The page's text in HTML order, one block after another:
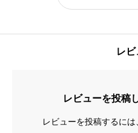
レ
レビューを投稿
レビューを投稿するには